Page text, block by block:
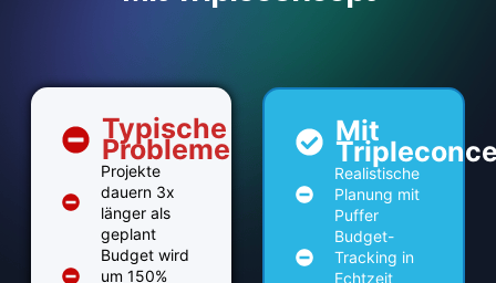
Typische
Probleme
Projekte
dauern 3x
länger als
geplant
Budget wird
um 150%
Mit
Realistische
Planung mit
Puffer
Budget-
Tracking in
Echtzeit